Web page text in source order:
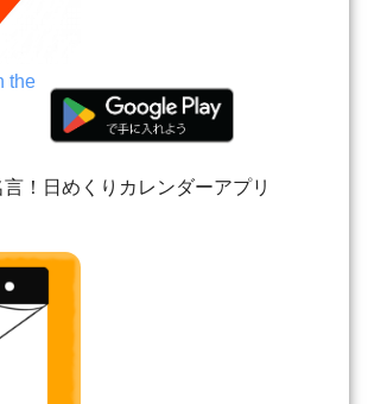
言！日めくりカレンダーアプリ